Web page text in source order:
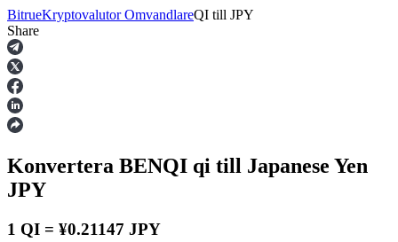
Terminer
BitrueKryptovalutor OmvandlareQI till JPY
Share
Konvertera BENQI qi till Japanese Yen
JPY
1 QI = ¥0.21147 JPY